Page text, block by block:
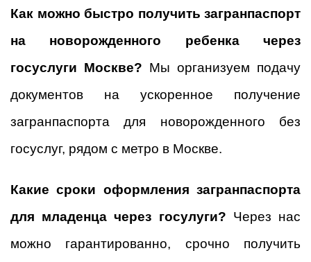
Как можно быстро получить загранпаспорт
на новорожденного ребенка через
госуслуги Москве? Мы организуем подачу
документов на ускоренное получение
загранпаспорта для новорожденного без
госуслуг, рядом с метро в Москве.
Какие сроки оформления загранпаспорта
для младенца через госулуги? Через нас
можно гарантированно, срочно получить